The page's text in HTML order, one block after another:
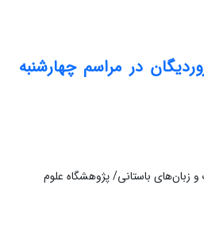
در مراسم چهارشنبه
باستانی/ پژوهشگاه علوم